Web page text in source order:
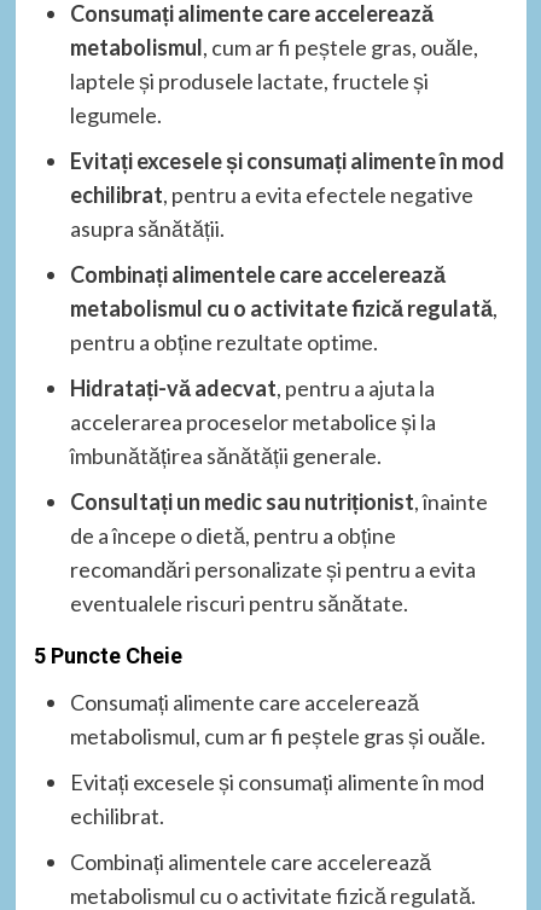
Consumați alimente care accelerează
metabolismul, cum ar fi peștele gras, ouăle,
laptele și produsele lactate, fructele și
legumele.
Evitați excesele și consumați alimente în mod
echilibrat, pentru a evita efectele negative
asupra sănătății.
Combinați alimentele care accelerează
metabolismul cu o activitate fizică regulată,
pentru a obține rezultate optime.
Hidratați-vă adecvat, pentru a ajuta la
accelerarea proceselor metabolice și la
îmbunătățirea sănătății generale.
Consultați un medic sau nutriționist, înainte
de a începe o dietă, pentru a obține
recomandări personalizate și pentru a evita
eventualele riscuri pentru sănătate.
5 Puncte Cheie
Consumați alimente care accelerează
metabolismul, cum ar fi peștele gras și ouăle.
Evitați excesele și consumați alimente în mod
echilibrat.
Combinați alimentele care accelerează
metabolismul cu o activitate fizică regulată.